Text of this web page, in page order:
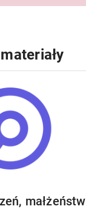
małżeństw